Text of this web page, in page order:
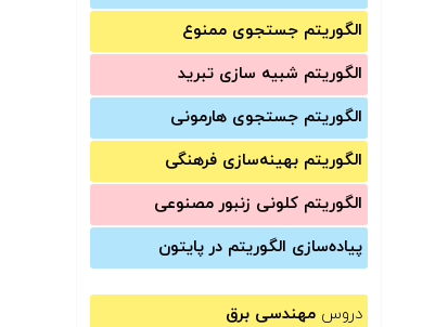
الگوریتم جستجوی ممنوع
الگوریتم شبیه سازی تبرید
الگوریتم جستجوی هارمونی
الگوریتم بهینه‌سازی فرهنگی
الگوریتم کلونی زنبور مصنوعی
پیاده‌سازی الگوریتم در پایتون
دروس مهندسی برق